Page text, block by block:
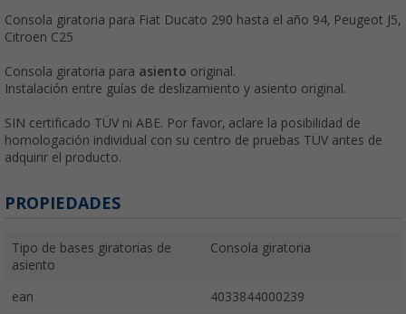
Consola giratoria para Fiat Ducato 290 hasta el año 94, Peugeot J5,
Citroen C25
Consola giratoria para asiento original.
Instalación entre guías de deslizamiento y asiento original.
SIN certificado TÜV ni ABE. Por favor, aclare la posibilidad de
homologación individual con su centro de pruebas TÜV antes de
adquirir el producto.
PROPIEDADES
Tipo de bases giratorias de
asiento
Consola giratoria
ean 4033844000239